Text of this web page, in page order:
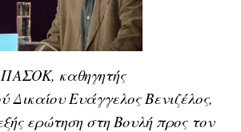
ΠΑΣΟΚ, καθηγητής
Δικαίου Ευάγγελος Βενιζέλος,
ερώτηση στη Βουλή προς τον